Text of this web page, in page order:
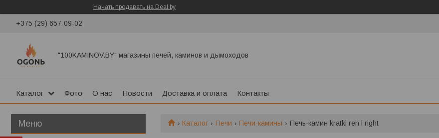
Начать продавать на Deal.by
+375 (29) 657-09-02
"100KAMINOV.BY" магазины печей, каминов и дымоходов
Каталог Фото О нас Новости Доставка и оплата Контакты
Каталог Печи Печи-камины Печь-камин kratki ren l right